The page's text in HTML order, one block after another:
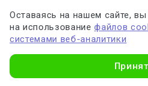
Оставаясь на нашем сайте, вы
на использованиефайлов
системами веб-аналитики